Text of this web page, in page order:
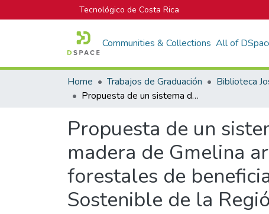
Tecnológico de Costa Rica
Communities & Collections All of
Home Trabajos de Graduación
Propuesta de un sistema de industrialización y comercialización de madera de Gmelina arborea (Melina) proveniente de plantaciones forestales de beneficiarios de ASIREA (Asociación para el Desarrollo Sostenible de la Región Atlántica).
Propuesta de un
madera de Gmelina
forestales de
Sostenible de la